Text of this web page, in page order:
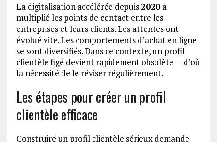
La digitalisation accélérée depuis 2020a
multiplié les points de contact entre les
entreprises et leurs clients. Les attentes ont
évolué vite. Les comportements d’achat en ligne
se sont diversifiés. Dans ce contexte, un profil
clientèle figé devient rapidement obsolète — d’où
la nécessité de le réviser régulièrement.
Les étapes pour créer un profil
clientèle efficace
Construire un profil clientèle sérieux demande